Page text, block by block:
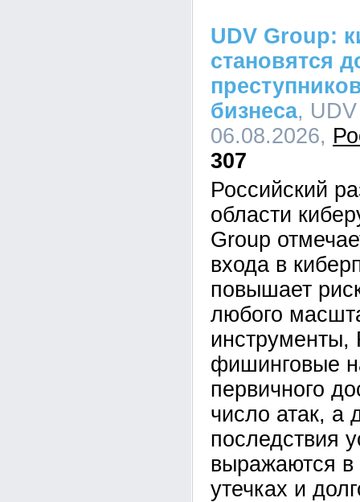
UDV Group:
становятся
бизнеса,
06.08.2026,
307
Российский
области
Group
входа в
повышает
любого
фишинговые
первичного
число атак, а
последствия
выражаются в
утечках и